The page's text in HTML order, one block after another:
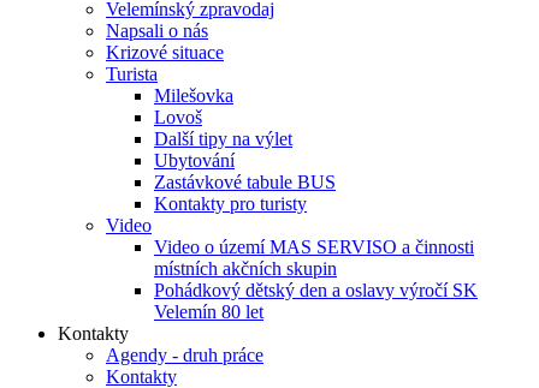
Velemínský zpravodaj
Napsali o nás
Krizové situace
Turista
Milešovka
Lovoš
Další tipy na výlet
Ubytování
Zastávkové tabule BUS
Kontakty pro turisty
Video
Video o území MAS SERVISO a činnosti
místních akčních skupin
Pohádkový dětský den a oslavy výročí SK
Velemín 80 let
Kontakty
Agendy - druh práce
Kontakty